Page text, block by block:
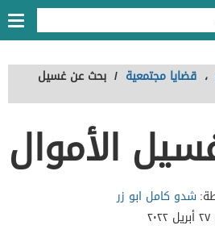
، قضايا مجتمعية / بحث عن غسيل
الأموال
شدو كامل ابو زر